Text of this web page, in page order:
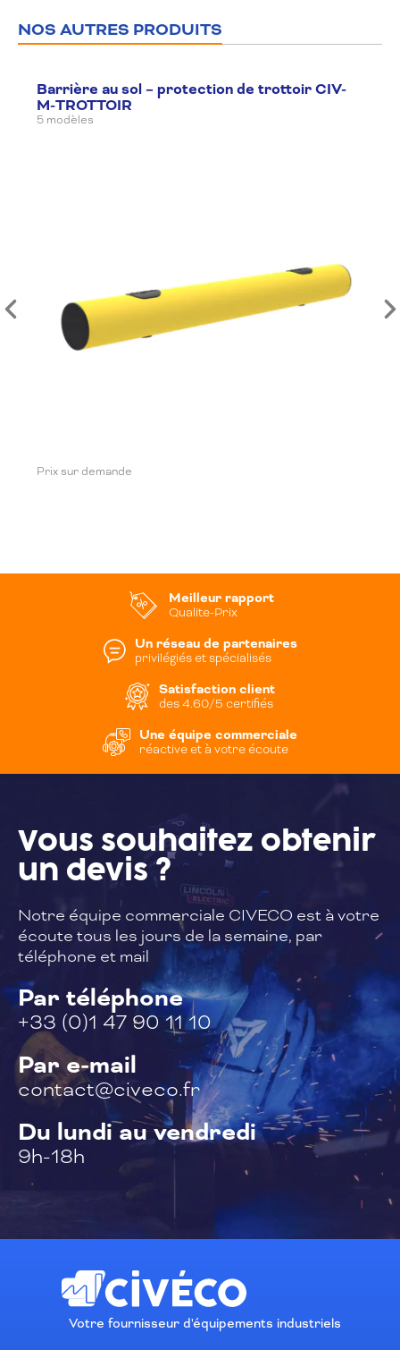
NOS AUTRES PRODUITS
Barrière au sol – protection de trottoir CIV-
M-TROTTOIR
5 modèles
Prix sur demande
Meilleur rapport
Qualite-Prix
Un réseau de partenaires
privilégiés et spécialisés
Satisfaction client
des 4.60/5 certifiés
Une équipe commerciale
réactive et à votre écoute
Vous souhaitez obtenir
un devis ?
Notre équipe commerciale CIVECO est àvotre
écoute tous les jours de la semaine, par
téléphone et mail
Par téléphone
+33 (0)1 47 90 11 10
Par e-mail
contact@civeco.fr
Du lundi au vendredi
9h-18h
Votre fournisseur d'équipements industriels